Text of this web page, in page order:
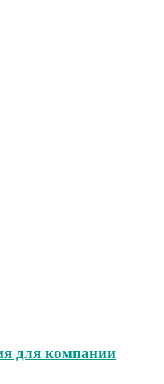
для компании